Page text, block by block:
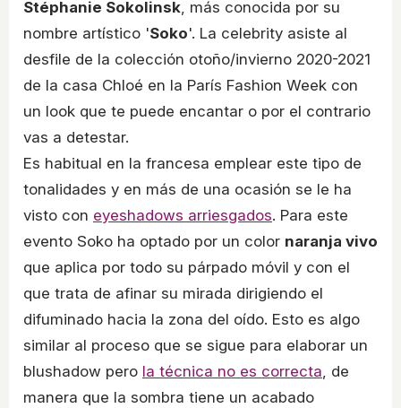
Stéphanie Sokolinsk, más conocida por su
nombre artístico 'Soko'. La celebrity asiste al
desfile de la colección otoño/invierno 2020-2021
de la casa Chloé en la París Fashion Week con
un look que te puede encantar o por el contrario
vas a detestar.
Es habitual en la francesa emplear este tipo de
tonalidades y en más de una ocasión se le ha
visto con eyeshadows arriesgados. Para este
evento Soko ha optado por un color naranja vivo
que aplica por todo su párpado móvil y con el
que trata de afinar su mirada dirigiendo el
difuminado hacia la zona del oído. Esto es algo
similar al proceso que se sigue para elaborar un
blushadow pero la técnica no es correcta, de
manera que la sombra tiene un acabado